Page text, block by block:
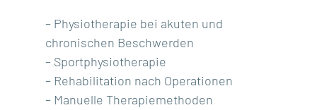
– Physiotherapie bei akuten und
chronischen Beschwerden
– Sportphysiotherapie
– Rehabilitation nach Operationen
– Manuelle Therapiemethoden